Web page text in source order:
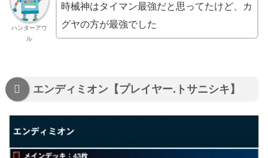
ハンターアウ
ル
時械神はタイマン最強だと思ってたけど、カ
グヤの方が最強でした
エンディミオン【プレイヤー.トサニシキ】